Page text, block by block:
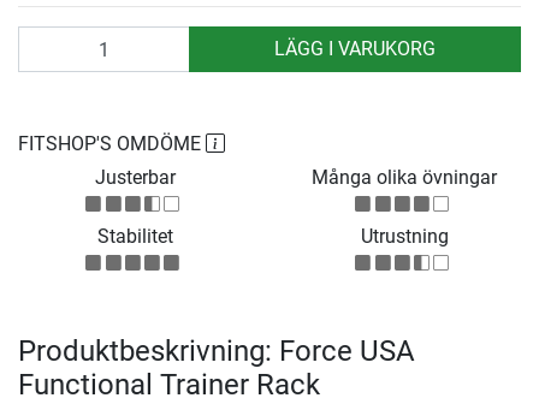
LÄGG I VARUKORG
FITSHOP'S OMDÖME
Justerbar
Många olika övningar
Stabilitet Utrustning
Produktbeskrivning: Force USA
Functional Trainer Rack